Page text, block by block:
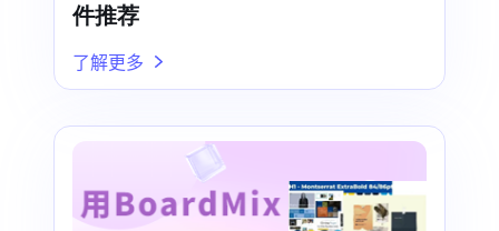
件推荐
了解更多